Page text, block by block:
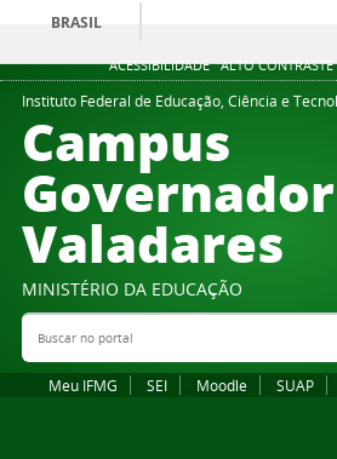
ACESSIBILIDADE ALTO CONTRASTE
BRASIL
Instituto Federal de Educação, Ciência e
Campus
Governador
Valadares
MINISTÉRIO DA EDUCAÇÃO
Buscar no portal
Meu IFMG SEI Moodle SUAP